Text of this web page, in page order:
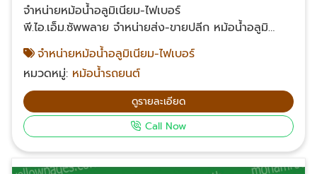
จำหน่ายหม้อน้ำอลูมิเนียม-ไฟเบอร์
พี.ไอ.เอ็ม.ซัพพลาย จำหน่ายส่ง-ขายปลีก หม้อน้ำอลูมิ
เนียม-ไฟเบอร์ ระบายความร้อนได้ดีมาก มีทุกรุ่นทุก
ยี่ห้อ รับประกัน 90 วัน นับแต่วันซื้อสินค้า สั่งสินค้าได้ทุก
วันจัดส่งสินค้าปลายทางทั่วประเทศไทย สอบถามข้อมูลเพิ่ม
เติมเกี่ยวกับหม้อน้ำอลูมิเนียม-ไฟเบอร์ โทรศัพท์ 061-
624-2342, 063-232-2361, 085-539-2453, 099-
326-4142 Email: suriyonl@yahoo.com Facebook:
จำหน่ายหม้อน้ำอลูมิเนียม-ไฟเบอร์
หมวดหมู่: หม้อน้ำรถยนต์
ดูรายละเอียด
Call Now